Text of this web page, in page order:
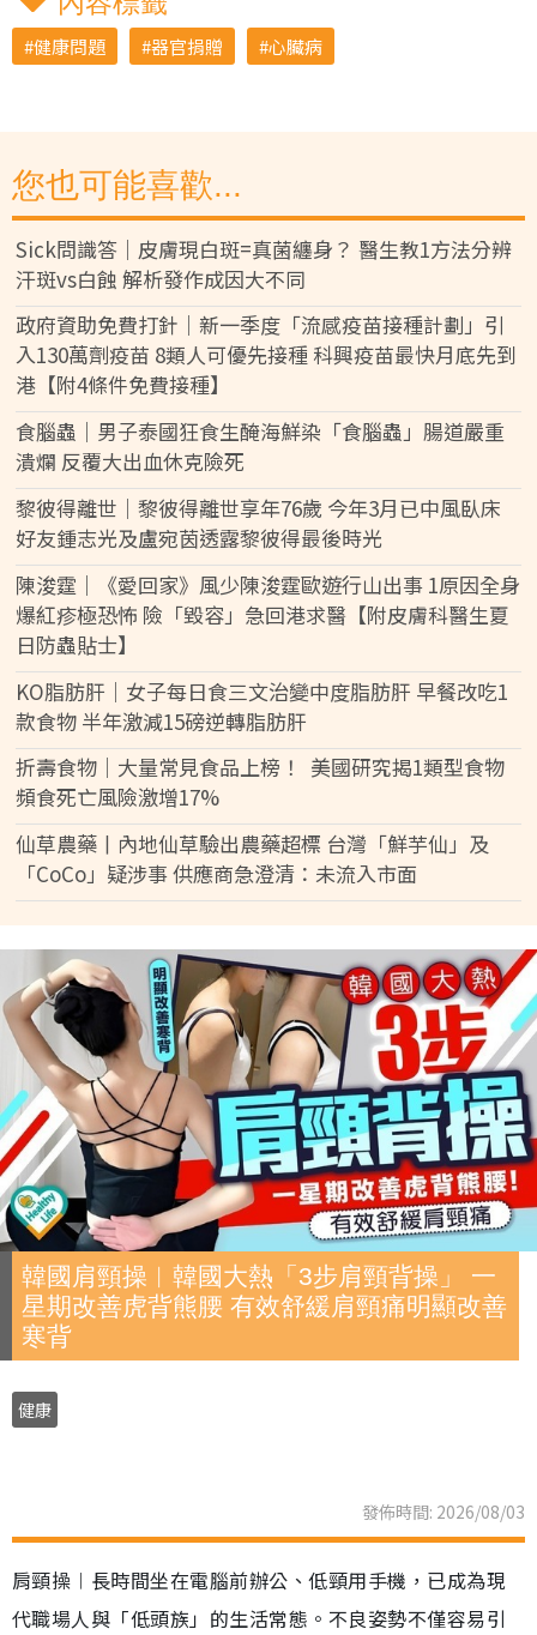
健康問題 器官捐贈 心臟病
您也可能喜歡...
Sick問識答｜皮膚現白斑=真菌纏身？ 醫生教1方法分辨
汗斑vs白蝕 解析發作成因大不同
政府資助免費打針｜新一季度「流感疫苗接種計劃」引
入130萬劑疫苗 8類人可優先接種 科興疫苗最快月底先到
港【附4條件免費接種】
食腦蟲｜男子泰國狂食生醃海鮮染「食腦蟲」腸道嚴重
潰爛 反覆大出血休克險死
黎彼得離世｜黎彼得離世享年76歲 今年3月已中風臥床
好友鍾志光及盧宛茵透露黎彼得最後時光
陳浚霆｜《愛回家》風少陳浚霆歐遊行山出事 1原因全身
爆紅疹極恐怖 險「毀容」急回港求醫【附皮膚科醫生夏
日防蟲貼士】
KO脂肪肝｜女子每日食三文治變中度脂肪肝 早餐改吃1
款食物 半年激減15磅逆轉脂肪肝
折壽食物｜大量常見食品上榜！ 美國研究揭1類型食物
頻食死亡風險激增17%
仙草農藥丨內地仙草驗出農藥超標 台灣「鮮芋仙」及
「CoCo」疑涉事 供應商急澄清：未流入市面
韓國肩頸操︱韓國大熱「3步肩頸背操」 一
星期改善虎背熊腰 有效舒緩肩頸痛明顯改善
寒背
健康
發佈時間: 2026/08/03
肩頸操︱長時間坐在電腦前辦公、低頸用手機，已成為現
代職場人與「低頭族」的生活常態。不良姿勢不僅容易引